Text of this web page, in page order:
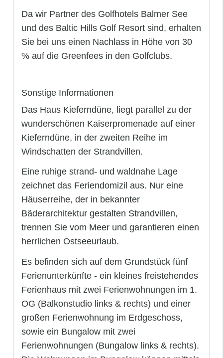
Da wir Partner des Golfhotels Balmer See
und des Baltic Hills Golf Resort sind, erhalten
Sie bei uns einen Nachlass in Höhe von 30
% auf die Greenfees in den Golfclubs.
Sonstige Informationen
Das Haus Kieferndüne, liegt parallel zu der
wunderschönen Kaiserpromenade auf einer
Kieferndüne, in der zweiten Reihe im
Windschatten der Strandvillen.
Eine ruhige strand- und waldnahe Lage
zeichnet das Feriendomizil aus. Nur eine
Häuserreihe, der in bekannter
Bäderarchitektur gestalten Strandvillen,
trennen Sie vom Meer und garantieren einen
herrlichen Ostseeurlaub.
Es befinden sich auf dem Grundstück fünf
Ferienunterkünfte - ein kleines freistehendes
Ferienhaus mit zwei Ferienwohnungen im 1.
OG (Balkonstudio links & rechts) und einer
großen Ferienwohnung im Erdgeschoss,
sowie ein Bungalow mit zwei
Ferienwohnungen (Bungalow links & rechts).